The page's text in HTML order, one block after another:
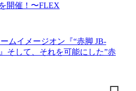
開催！〜FLEX
ムイメージオン『“赤脚 JB-
そして、それを可能にした”赤